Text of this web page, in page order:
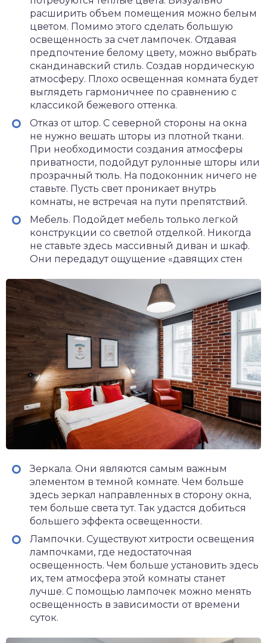
расширить объем помещения можно белым
цветом. Помимо этого сделать большую
освещенность за счет лампочек. Отдавая
предпочтение белому цвету, можно выбрать
скандинавский стиль. Создав нордическую
атмосферу. Плохо освещенная комната будет
выглядеть гармоничнее по сравнению с
классикой бежевого оттенка.
Отказ от штор. С северной стороны на окна
не нужно вешать шторы из плотной ткани.
При необходимости создания атмосферы
приватности, подойдут рулонные шторы или
прозрачный тюль. На подоконник ничего не
ставьте. Пусть свет проникает внутрь
комнаты, не встречая на пути препятствий.
Мебель. Подойдет мебель только легкой
конструкции со светлой отделкой. Никогда
не ставьте здесь массивный диван и шкаф.
Они передадут ощущение «давящих стен
Зеркала. Они являются самым важным
элементом в темной комнате. Чем больше
здесь зеркал направленных в сторону окна,
тем больше света тут. Так удастся добиться
большего эффекта освещенности.
Лампочки. Существуют хитрости освещения
лампочками, где недостаточная
освещенность. Чем больше установить здесь
их, тем атмосфера этой комнаты станет
лучше. С помощью лампочек можно менять
освещенность в зависимости от времени
суток.